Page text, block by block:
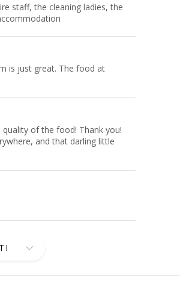
staff, the cleaning ladies, the
is just great. The food at
of the food! Thank you!
and that darling little